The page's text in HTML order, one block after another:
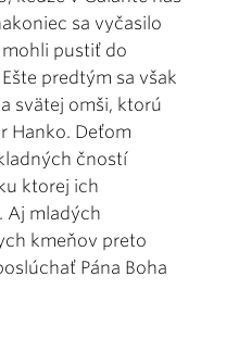
sa vyčasilo
pustiť do
predtým sa však
svätej omši, ktorú
Hanko. Deťom
čností
ktorej ich
Aj mladých
kmeňov preto
Pána Boha